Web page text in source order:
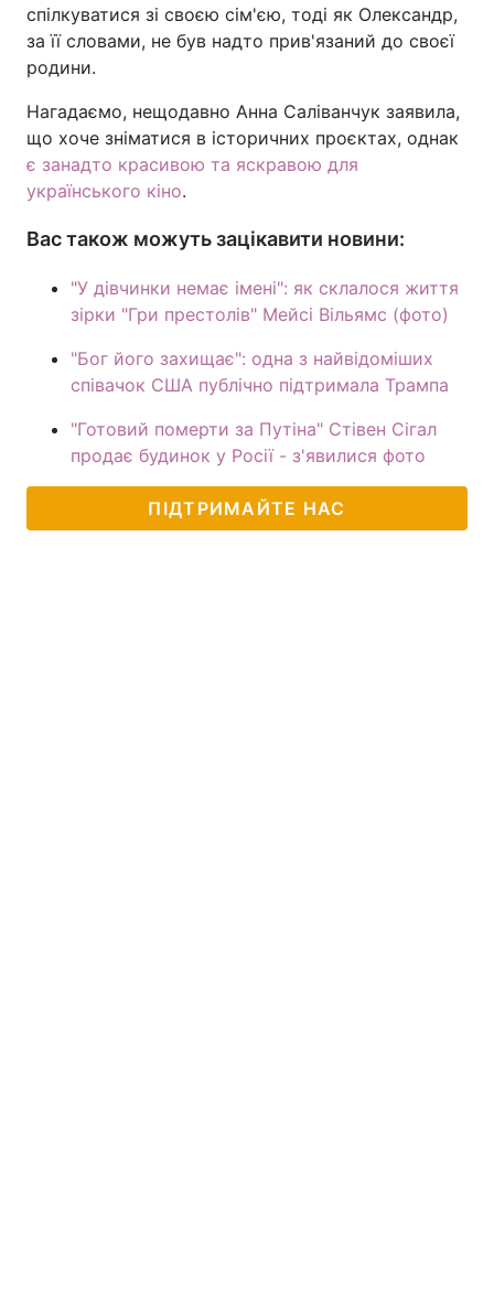
спілкуватися зі своєю сім'єю, тоді як Олександр,
за її словами, не був надто прив'язаний до своєї
родини.
Нагадаємо, нещодавно Анна Саліванчук заявила,
що хоче зніматися в історичних проєктах, однак
є занадто красивою та яскравою для
українського кіно.
Вас також можуть зацікавити новини:
"У дівчинки немає імені": як склалося життя
зірки "Гри престолів" Мейсі Вільямс (фото)
"Бог його захищає": одна з найвідоміших
співачок США публічно підтримала Трампа
"Готовий померти за Путіна" Стівен Сігал
продає будинок у Росії - з'явилися фото
ПІДТРИМАЙТЕ НАС